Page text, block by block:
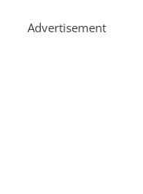
Advertisement